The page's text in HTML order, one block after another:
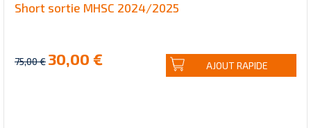
Short sortie MHSC 2024/2025
75,00 € 30,00 € AJOUT RAPIDE